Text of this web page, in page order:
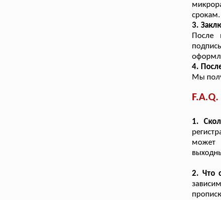
срокам.
3.
После
4.
Мы
F.A.Q.
1.
может
2. Что